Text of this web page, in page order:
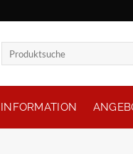
Suchen
INFORMATION